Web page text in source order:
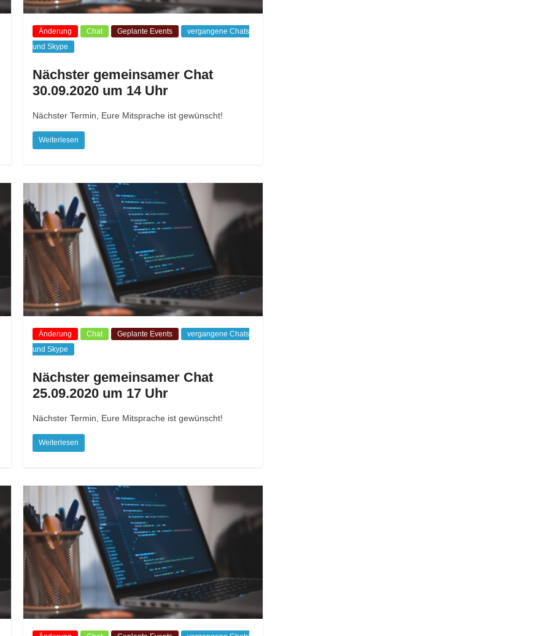
Änderung Chat Geplante Events
vergangene Chats
und Skype
Nächster gemeinsamer Chat
30.09.2020 um 14 Uhr
Nächster Termin, Eure Mitsprache ist gewünscht!
Weiterlesen
Änderung Chat Geplante Events
vergangene Chats
und Skype
Nächster gemeinsamer Chat
25.09.2020 um 17 Uhr
Nächster Termin, Eure Mitsprache ist gewünscht!
Weiterlesen